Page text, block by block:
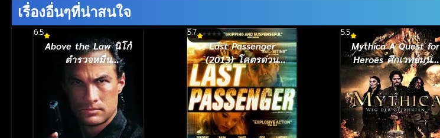
เรื่องอื่นๆที่น่าสนใจ
6.5
Above the Law นิโก้
ตำรวจหมื่น
ฟาเรนไฮต์ (1988)
5.7
Last Passenger
(2013) โคตรด่วน
ขบวนตาย
5.5
Mythica A Quest for
Heroes ศึกเวทย์มนต์
พิทักษ์แดนมหัศจรรย์
(2014)